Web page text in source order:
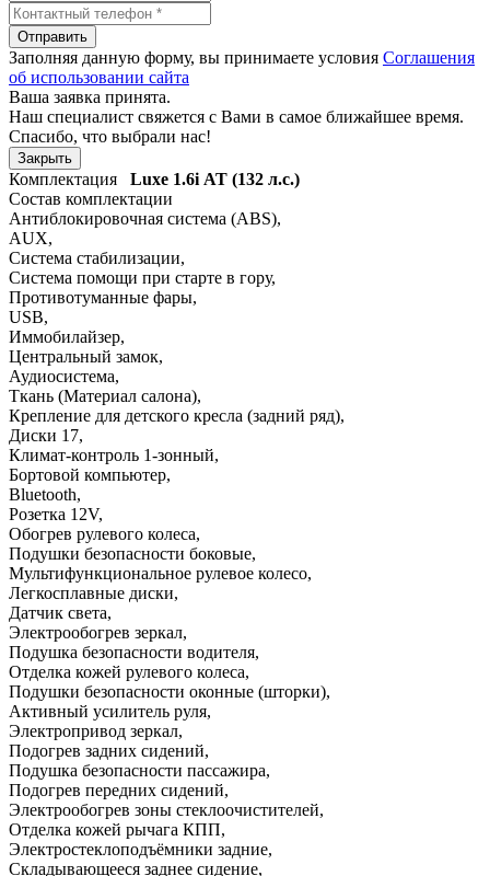
Отправить
Заполняя данную форму, вы принимаете условия Соглашения
об использовании сайта
Ваша заявка принята.
Наш специалист свяжется с Вами в самое ближайшее время.
Спасибо, что выбрали нас!
Закрыть
Комплектация Luxe 1.6i АТ (132 л.с.)
Состав комплектации
Антиблокировочная система (ABS),
AUX,
Система стабилизации,
Система помощи при старте в гору,
Противотуманные фары,
USB,
Иммобилайзер,
Центральный замок,
Аудиосистема,
Ткань (Материал салона),
Крепление для детского кресла (задний ряд),
Диски 17,
Климат-контроль 1-зонный,
Бортовой компьютер,
Bluetooth,
Розетка 12V,
Обогрев рулевого колеса,
Подушки безопасности боковые,
Мультифункциональное рулевое колесо,
Легкосплавные диски,
Датчик света,
Электрообогрев зеркал,
Подушка безопасности водителя,
Отделка кожей рулевого колеса,
Подушки безопасности оконные (шторки),
Активный усилитель руля,
Электропривод зеркал,
Подогрев задних сидений,
Подушка безопасности пассажира,
Подогрев передних сидений,
Электрообогрев зоны стеклоочистителей,
Отделка кожей рычага КПП,
Электростеклоподъёмники задние,
Складывающееся заднее сидение,